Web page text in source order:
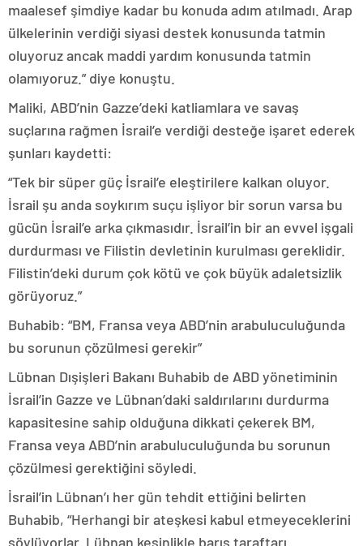
maalesef şimdiye kadar bu konuda adım atılmadı. Arap
ülkelerinin verdiği siyasi destek konusunda tatmin
oluyoruz ancak maddi yardım konusunda tatmin
olamıyoruz.” diye konuştu.
Maliki, ABD’nin Gazze’deki katliamlara ve savaş
suçlarına rağmen İsrail’e verdiği desteğe işaret ederek
şunları kaydetti:
“Tek bir süper güç İsrail’e eleştirilere kalkan oluyor.
İsrail şu anda soykırım suçu işliyor bir sorun varsa bu
gücün İsrail’e arka çıkmasıdır. İsrail’in bir an evvel işgali
durdurması ve Filistin devletinin kurulması gereklidir.
Filistin’deki durum çok kötü ve çok büyük adaletsizlik
görüyoruz.”
Buhabib: “BM, Fransa veya ABD’nin arabuluculuğunda
bu sorunun çözülmesi gerekir”
Lübnan Dışişleri Bakanı Buhabib de ABD yönetiminin
İsrail’in Gazze ve Lübnan’daki saldırılarını durdurma
kapasitesine sahip olduğuna dikkati çekerek BM,
Fransa veya ABD’nin arabuluculuğunda bu sorunun
çözülmesi gerektiğini söyledi.
İsrail’in Lübnan’ı her gün tehdit ettiğini belirten
Buhabib, “Herhangi bir ateşkesi kabul etmeyeceklerini
söylüyorlar. Lübnan kesinlikle barış taraftarı.